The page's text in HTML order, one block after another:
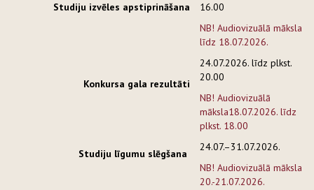
Studiju izvēles apstiprināšana
16.00
NB! Audiovizuālā māksla
līdz 18.07.2026.
Konkursa gala rezultāti
24.07.2026. līdz plkst.
20.00
NB! Audiovizuālā
māksla18.07.2026. līdz
plkst. 18.00
Studiju līgumu slēgšana
24.07.–31.07.2026.
NB! Audiovizuālā māksla
20.-21.07.2026.